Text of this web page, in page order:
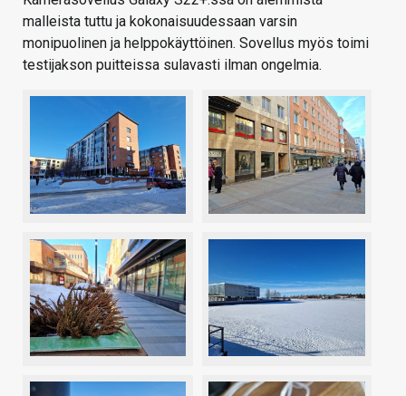
malleista tuttu ja kokonaisuudessaan varsin
monipuolinen ja helppokäyttöinen. Sovellus myös toimi
testijakson puitteissa sulavasti ilman ongelmia.